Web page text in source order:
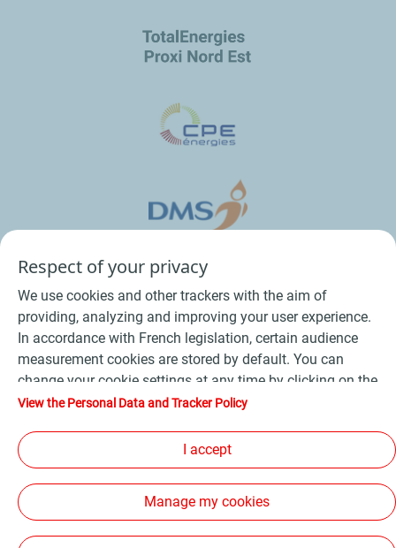
Conditions Générales de Vente Bois
Conditions Générales d’Utilisation
Cookies - Plan du site -
Les sites de la compagnie TotalEnergies
Accessibilité: non conforme
Respect of your privacy
We use cookies and other trackers with the aim of
providing, analyzing and improving your user experience.
In accordance with French legislation, certain audience
measurement cookies are stored by default. You can
change your cookie settings at any time by clicking on the
"Manage my cookies" button. By clicking on the "Accept"
device. If you click on "Decline", only the technical cookies
required for the site to function correctly will be used. For
more information, refer to the "Personal Data and Tracker
Policy" page.
View the Personal Data and Tracker Policy
I accept
Manage my cookies